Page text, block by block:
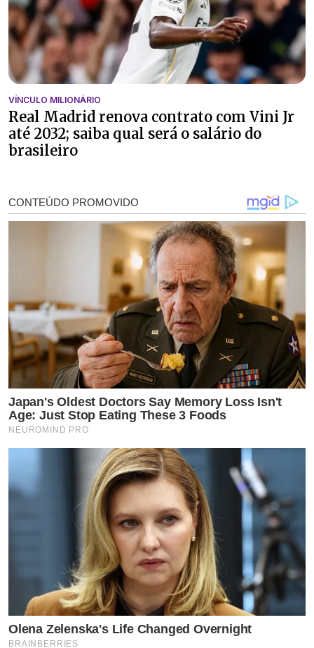
VÍNCULO MILIONÁRIO
Real Madrid renova contrato com Vini Jr
até 2032; saiba qual será o salário do
brasileiro